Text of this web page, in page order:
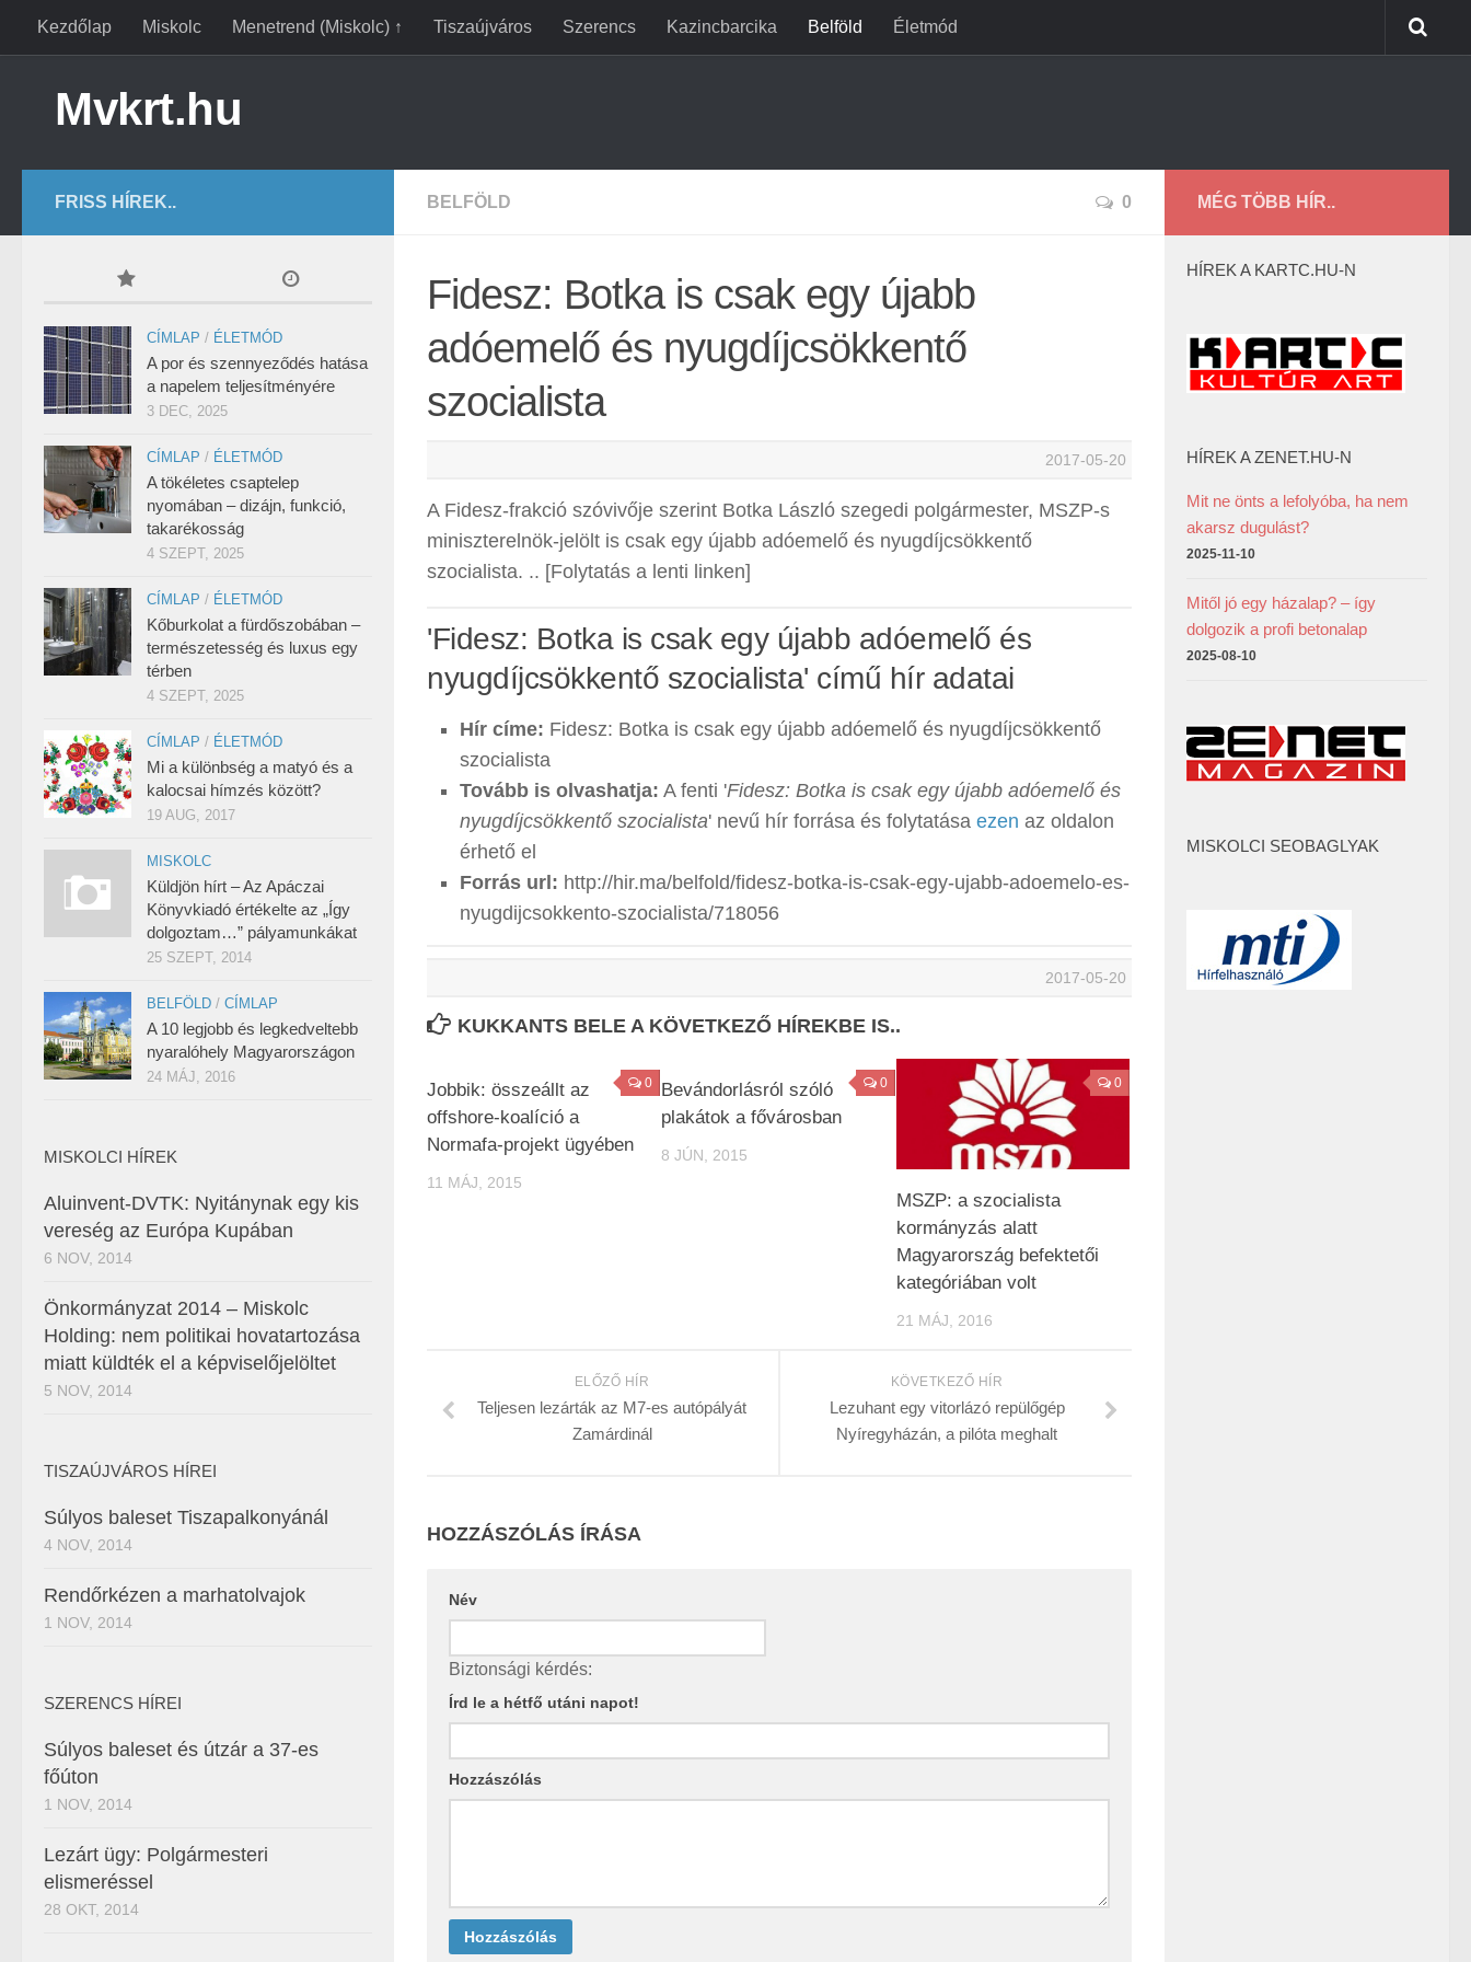
Kezdőlap Miskolc Menetrend (Miskolc) ↑ Tiszaújváros Szerencs Kazincbarcika Belföld Életmód
Mvkrt.hu
BELFÖLD 0
Fidesz: Botka is csak egy újabb
adóemelő és nyugdíjcsökkentő
szocialista
2017-05-20
A Fidesz-frakció szóvivője szerint Botka László szegedi polgármester, MSZP-s
miniszterelnök-jelölt is csak egy újabb adóemelő és nyugdíjcsökkentő
szocialista. .. [Folytatás a lenti linken]
'Fidesz: Botka is csak egy újabb adóemelő és
nyugdíjcsökkentő szocialista' című hír adatai
Hír címe: Fidesz: Botka is csak egy újabb adóemelő és nyugdíjcsökkentő
szocialista
Tovább is olvashatja: A fenti 'Fidesz: Botka is csak egy újabb adóemelő és
nyugdíjcsökkentő szocialista' nevű hír forrása és folytatása ezen az oldalon
érhető el
Forrás url: http://hir.ma/belfold/fidesz-botka-is-csak-egy-ujabb-adoemelo-es-
nyugdijcsokkento-szocialista/718056
2017-05-20
KUKKANTS BELE A KÖVETKEZŐ HÍREKBE IS..
0
Jobbik: összeállt az
offshore-koalíció a
Normafa-projekt ügyében
11 MÁJ, 2015
0
Bevándorlásról szóló
plakátok a fővárosban
8 JÚN, 2015
0
MSZP: a szocialista
kormányzás alatt
Magyarország befektetői
kategóriában volt
21 MÁJ, 2016
KÖVETKEZŐ HÍR
Lezuhant egy vitorlázó repülőgép
Nyíregyházán, a pilóta meghalt
ELŐZŐ HÍR
Teljesen lezárták az M7-es autópályát
Zamárdinál
HOZZÁSZÓLÁS ÍRÁSA
Név
Biztonsági kérdés:
Írd le a hétfő utáni napot!
Hozzászólás
FRISS HÍREK..
CÍMLAP / ÉLETMÓD
A por és szennyeződés hatása
a napelem teljesítményére
3 DEC, 2025
CÍMLAP / ÉLETMÓD
A tökéletes csaptelep
nyomában – dizájn, funkció,
takarékosság
4 SZEPT, 2025
CÍMLAP / ÉLETMÓD
Kőburkolat a fürdőszobában –
természetesség és luxus egy
térben
4 SZEPT, 2025
CÍMLAP / ÉLETMÓD
Mi a különbség a matyó és a
kalocsai hímzés között?
19 AUG, 2017
MISKOLC
Küldjön hírt – Az Apáczai
Könyvkiadó értékelte az „Így
dolgoztam…” pályamunkákat
25 SZEPT, 2014
BELFÖLD / CÍMLAP
A 10 legjobb és legkedveltebb
nyaralóhely Magyarországon
24 MÁJ, 2016
MISKOLCI HÍREK
Aluinvent-DVTK: Nyitánynak egy kis
vereség az Európa Kupában
6 NOV, 2014
Önkormányzat 2014 – Miskolc
Holding: nem politikai hovatartozása
miatt küldték el a képviselőjelöltet
5 NOV, 2014
TISZAÚJVÁROS HÍREI
Súlyos baleset Tiszapalkonyánál
4 NOV, 2014
Rendőrkézen a marhatolvajok
1 NOV, 2014
SZERENCS HÍREI
Súlyos baleset és útzár a 37-es
főúton
1 NOV, 2014
Lezárt ügy: Polgármesteri
elismeréssel
28 OKT, 2014
MÉG TÖBB HÍR..
HÍREK A KARTC.HU-N
HÍREK A ZENET.HU-N
Mit ne önts a lefolyóba, ha nem
akarsz dugulást?
2025-11-10
Mitől jó egy házalap? – így
dolgozik a profi betonalap
2025-08-10
MISKOLCI SEOBAGLYAK